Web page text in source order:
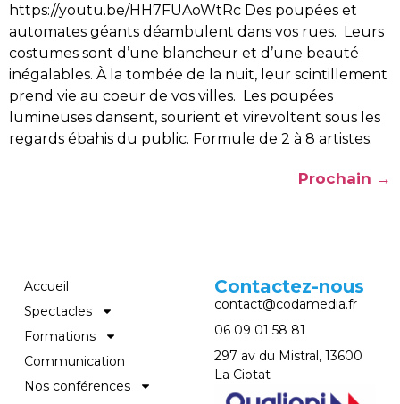
https://youtu.be/HH7FUAoWtRc Des poupées et
automates géants déambulent dans vos rues. Leurs
costumes sont d’une blancheur et d’une beauté
inégalables. À la tombée de la nuit, leur scintillement
prend vie au coeur de vos villes. Les poupées
lumineuses dansent, sourient et virevoltent sous les
regards ébahis du public. Formule de 2 à 8 artistes.
Prochain →
Accueil
Spectacles
Formations
Communication
Nos conférences
Contactez-nous
contact@codamedia.fr​
06 09 01 58 81​
297 av du Mistral, 13600
La Ciotat